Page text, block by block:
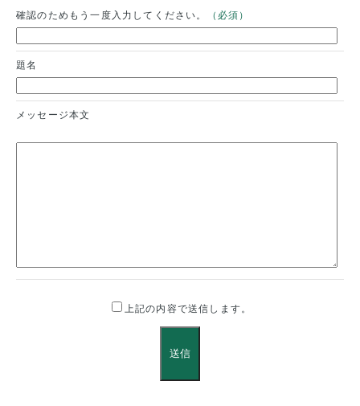
確認のためもう一度入力してください。 （必須）
題名
メッセージ本文
上記の内容で送信します。